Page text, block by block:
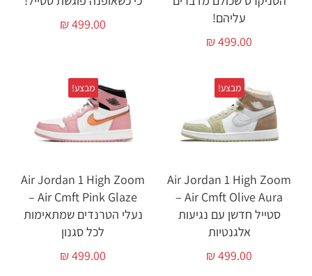
עליהם!
₪499.00
₪499.00
מבצע!
Air Jordan 1 High Zoom
Air Cmft Olive Aura –
סטייל חדשן עם נגיעות
אלגנטיות
₪499.00
מבצע!
Air Jordan 1 High Zoom
Air Cmft Pink Glaze –
נעלי הטרנדים שמתאימות
לכל סגנון
₪499.00